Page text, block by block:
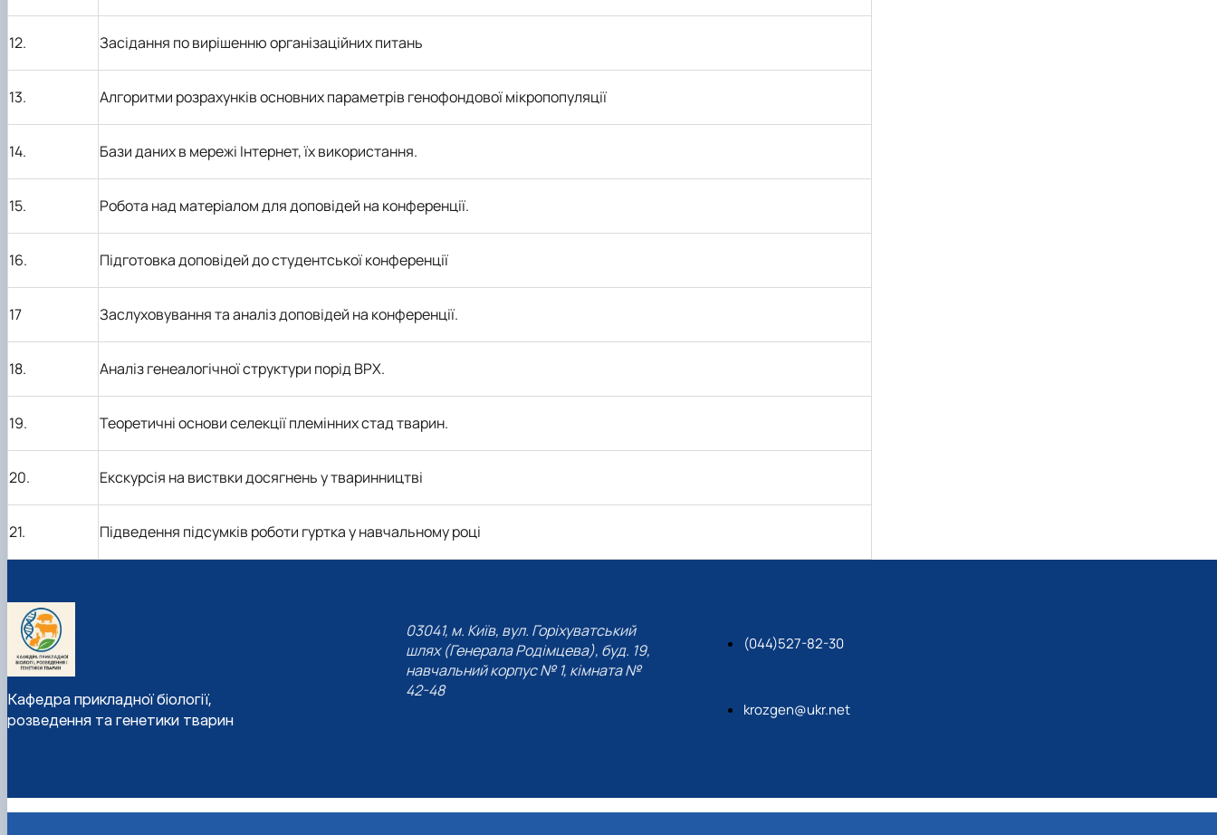
12. Засідання по вирішенню організаційних питань
13. Алгоритми розрахунків основних параметрів генофондової мікропопуляції
14. Бази даних в мережі Інтернет, їх використання.
15. Робота над матеріалом для доповідей на конференції.
16. Підготовка доповідей до студентської конференції
17 Заслуховування та аналіз доповідей на конференції.
18. Аналіз генеалогічної структури порід ВРХ.
19. Теоретичні основи селекції племінних стад тварин.
20. Екскурсія на виствки досягнень у тваринництві
21. Підведення підсумків роботи гуртка у навчальному році
Кафедра прикладної біології,
розведення та генетики тварин
03041, м. Київ, вул. Горіхуватський
шлях (Генерала Родімцева), буд. 19,
навчальний корпус № 1, кімната №
42-48
(044)527-82-30
krozgen@ukr.net